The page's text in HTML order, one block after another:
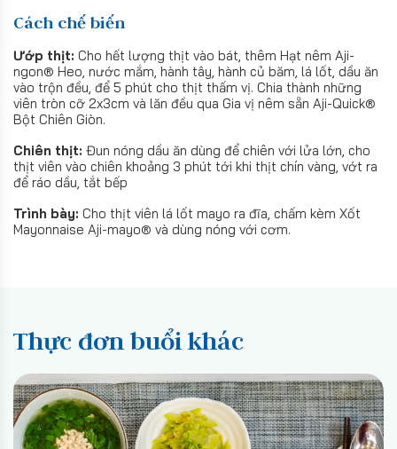
Cách chế biến
Ướp thịt: Cho hết lượng thịt vào bát, thêm Hạt nêm Aji-
ngon® Heo, nước mắm, hành tây, hành củ băm, lá lốt, dầu ăn
vào trộn đều, để 5 phút cho thịt thấm vị. Chia thành những
viên tròn cỡ 2x3cm và lăn đều qua Gia vị nêm sẵn Aji-Quick®
Bột Chiên Giòn.
Chiên thịt: Đun nóng dầu ăn dùng để chiên với lửa lớn, cho
thịt viên vào chiên khoảng 3 phút tới khi thịt chín vàng, vớt ra
để ráo dầu, tắt bếp
Trình bày: Cho thịt viên lá lốt mayo ra đĩa, chấm kèm Xốt
Mayonnaise Aji-mayo® và dùng nóng với cơm.
Thực đơn buổi khác